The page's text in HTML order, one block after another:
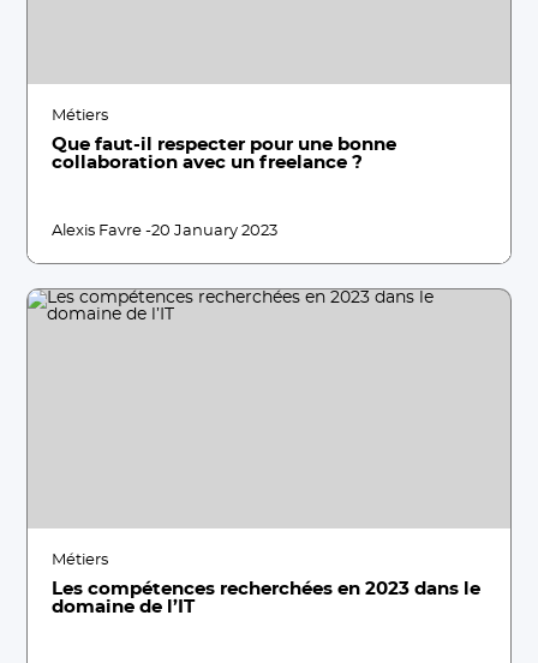
Métiers
Que faut-il respecter pour une bonne
collaboration avec un freelance ?
Alexis Favre -20 January 2023
Métiers
Les compétences recherchées en 2023 dans le
domaine de l’IT